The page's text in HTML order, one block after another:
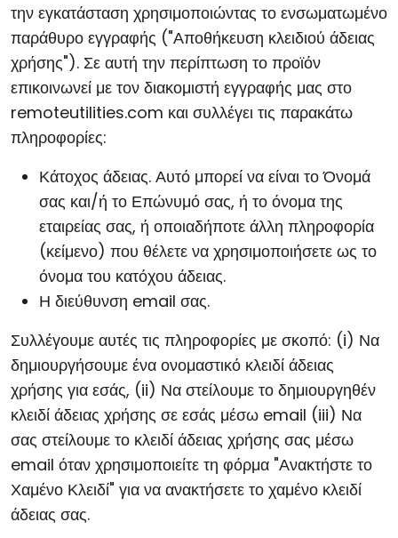
την εγκατάσταση χρησιμοποιώντας το ενσωματωμένο
παράθυρο εγγραφής ("Αποθήκευση κλειδιού άδειας
χρήσης"). Σε αυτή την περίπτωση το προϊόν
επικοινωνεί με τον διακομιστή εγγραφής μας στο
remoteutilities.com και συλλέγει τις παρακάτω
πληροφορίες:
Κάτοχος άδειας. Αυτό μπορεί να είναι το Όνομά
σας και/ή το Επώνυμό σας, ή το όνομα της
εταιρείας σας, ή οποιαδήποτε άλλη πληροφορία
(κείμενο) που θέλετε να χρησιμοποιήσετε ως το
όνομα του κατόχου άδειας.
Η διεύθυνση email σας.
Συλλέγουμε αυτές τις πληροφορίες με σκοπό: (i) Να
δημιουργήσουμε ένα ονομαστικό κλειδί άδειας
χρήσης για εσάς, (ii) Να στείλουμε το δημιουργηθέν
κλειδί άδειας χρήσης σε εσάς μέσω email (iii) Να
σας στείλουμε το κλειδί άδειας χρήσης σας μέσω
email όταν χρησιμοποιείτε τη φόρμα "Ανακτήστε το
Χαμένο Κλειδί" για να ανακτήσετε το χαμένο κλειδί
άδειας σας.